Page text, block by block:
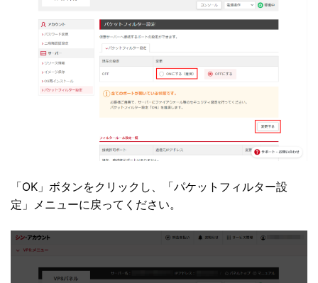
「OK」ボタンをクリックし、「パケットフィルター設
定」メニューに戻ってください。